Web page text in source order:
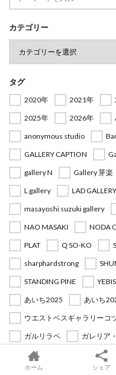
カテゴリー
タグ
2020年 2021年
2025年
2026年
anonymous studio
GALLERY CAPTION
gallery N
Gallery 芽楽
L gallery
LAD GALLERY
masayoshi suzuki gallery
NAO MASAKI
NODA
PLAT
Q SO-KO
sharphardstrong
STANDING PINE
あいち2025
あいち
ウエストベスギャラリーコ
ガルリラペ
ガレリア
ギャラリーアートグラフ
ギャラリーヴォイス
ホーム シェア